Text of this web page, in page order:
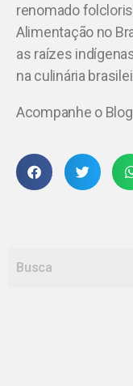
renomado
Alimentação no
as raízes
na culinária
Acompanhe o